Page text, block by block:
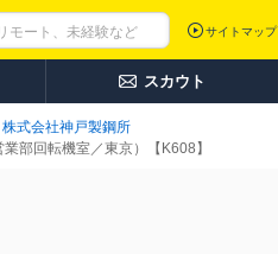
サイトマップ
スカウト
株式会社神戸製鋼所
部回転機室／東京）【K608】